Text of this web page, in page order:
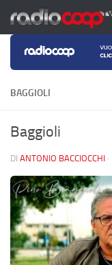
Salta al contenuto
BAGGIOLI
Baggioli
DI ANTONIO BACCIOCCHI ·